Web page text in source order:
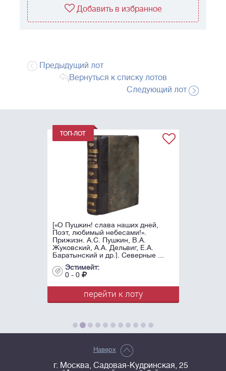
Добавить в избранное
Предыдущий лот
Вернуться к списку лотов
Следующий лот
[«О Пушкин! слава наших дней,
Поэт, любимый небесами!».
Прижизн. А.С. Пушкин, В.А.
Жуковский, А.А. Дельвиг, Е.А.
Баратынский и др.]. Северные ...
Эстимейт:
0 - 0
перейти к лоту
Наверх
г. Москва, Садовая-Кудринская, 25